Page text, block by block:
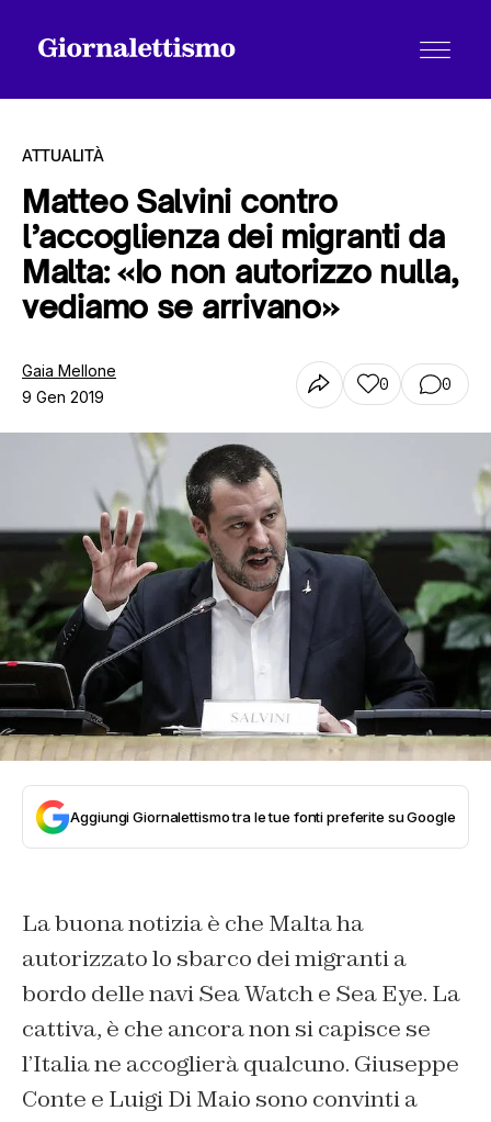
Tutti gli articoli
ATTUALITÀ
Matteo Salvini contro
l’accoglienza dei migranti da
Malta: «Io non autorizzo nulla,
vediamo se arrivano»
Gaia Mellone
9 Gen 2019
0 0
Aggiungi Giornalettismo tra le tue fonti preferite su Google
La buona notizia è che Malta ha
autorizzato lo sbarco dei migranti a
bordo delle navi Sea Watch e Sea Eye. La
cattiva, è che ancora non si capisce se
l’Italia ne accoglierà qualcuno. Giuseppe
Conte e Luigi Di Maio sono convinti a